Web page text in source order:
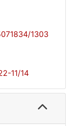
1303
11/14